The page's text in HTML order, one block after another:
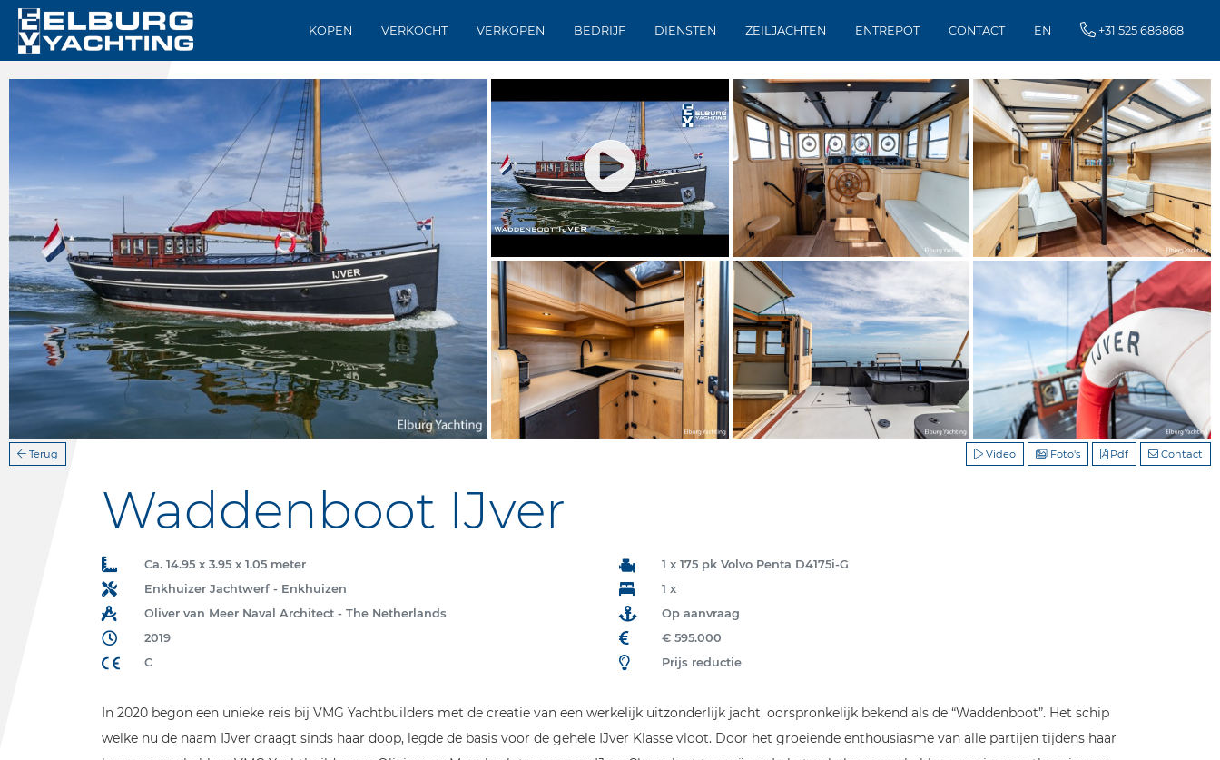
KOPEN VERKOCHT VERKOPEN BEDRIJF DIENSTEN ZEILJACHTEN ENTREPOT CONTACT EN +31 525 686868
Terug Contact
Pdf
Foto's
Video
Waddenboot IJver
Ca. 14.95 x 3.95 x 1.05 meter
Enkhuizer Jachtwerf - Enkhuizen
Oliver van Meer Naval Architect - The Netherlands
2019
C
1 x 175 pk Volvo Penta D4175i-G
1 x
Op aanvraag
€ 595.000
Prijs reductie
In 2020 begon een unieke reis bij VMG Yachtbuilders met de creatie van een werkelijk uitzonderlijk jacht, oorspronkelijk bekend als de “Waddenboot”. Het schip
welke nu de naam IJver draagt sinds haar doop, legde de basis voor de gehele IJver Klasse vloot. Door het groeiende enthousiasme van alle partijen tijdens haar